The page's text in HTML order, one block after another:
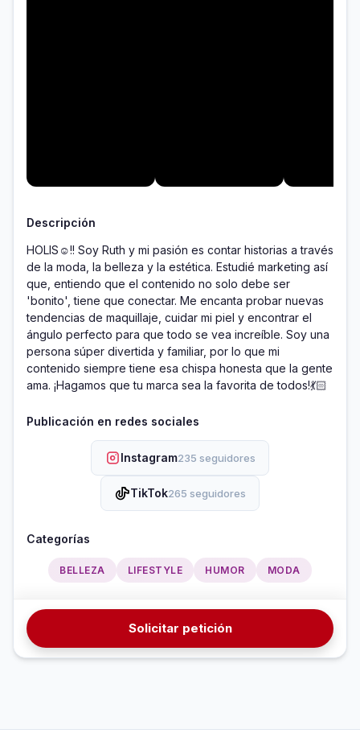
Descripción
HOLIS☺️!! Soy Ruth y mi pasión es contar historias a través
de la moda, la belleza y la estética. Estudié marketing así
que, entiendo que el contenido no solo debe ser
'bonito', tiene que conectar. Me encanta probar nuevas
tendencias de maquillaje, cuidar mi piel y encontrar el
ángulo perfecto para que todo se vea increíble. Soy una
persona súper divertida y familiar, por lo que mi
contenido siempre tiene esa chispa honesta que la gente
ama. ¡Hagamos que tu marca sea la favorita de todos!💃🏻
Publicación en redes sociales
Instagram235 seguidores
TikTok265 seguidores
Categorías
BELLEZA LIFESTYLE HUMOR MODA
Solicitar petición